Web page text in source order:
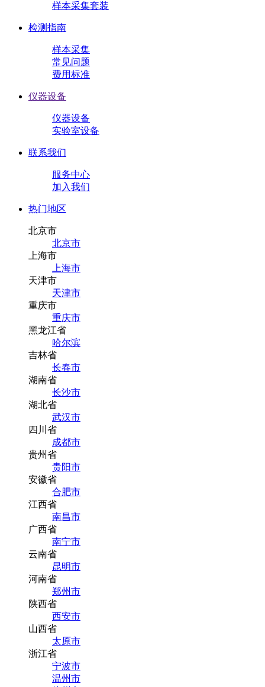
样本采集套装
检测指南
样本采集
常见问题
费用标准
仪器设备
仪器设备
实验室设备
联系我们
服务中心
加入我们
热门地区
北京市
北京市
上海市
上海市
天津市
天津市
重庆市
重庆市
黑龙江省
哈尔滨
吉林省
长春市
湖南省
长沙市
湖北省
武汉市
四川省
成都市
贵州省
贵阳市
安徽省
合肥市
江西省
南昌市
广西省
南宁市
云南省
昆明市
河南省
郑州市
陕西省
西安市
山西省
太原市
浙江省
宁波市
温州市